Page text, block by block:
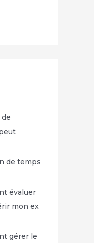
de temps
évaluer
mon ex
gérer le